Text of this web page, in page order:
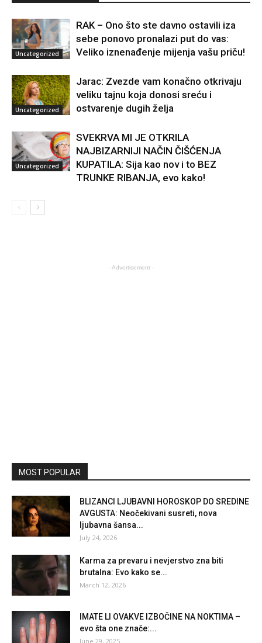
Uncategorized
RAK – Ono što ste davno ostavili iza
sebe ponovo pronalazi put do vas:
Veliko iznenađenje mijenja vašu priču!
Uncategorized
Jarac: Zvezde vam konačno otkrivaju
veliku tajnu koja donosi sreću i
ostvarenje dugih želja
Uncategorized
SVEKRVA MI JE OTKRILA
NAJBIZARNIJI NAČIN ČIŠĆENJA
KUPATILA: Sija kao nov i to BEZ
TRUNKE RIBANJA, evo kako!
- Advertisement -
MOST POPULAR
BLIZANCI LJUBAVNI HOROSKOP DO SREDINE
AVGUSTA: Neočekivani susreti, nova
ljubavna šansa...
July 24, 2026
Karma za prevaru i nevjerstvo zna biti
brutalna: Evo kako se...
March 12, 2026
IMATE LI OVAKVE IZBOČINE NA NOKTIMA –
evo šta one znače:...
June 29, 2025